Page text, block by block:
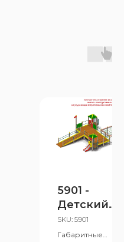
5901 -
Детский
игровой
комплекс
SKU: 5901
Габаритные